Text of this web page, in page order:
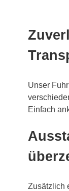
Unser
Einfach
Zusätzlich